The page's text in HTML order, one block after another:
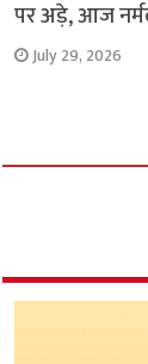
पर अड़े, आज
July 29, 2026